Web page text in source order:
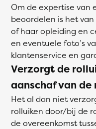
Om de expertise van
beoordelen is het
of haar opleiding en
en eventuele foto’s
klantenservice en
Verzorgt de
aanschaf van de
Het al dan niet
rolluiken door/bij de
de overeenkomst